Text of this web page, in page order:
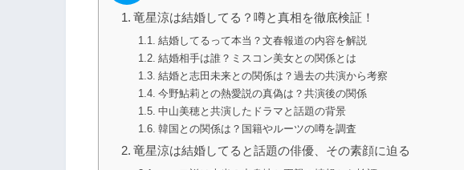
竜星涼は結婚してる？噂と真相を徹底検証！
結婚してるって本当？文春報道の内容を解説
結婚相手は誰？ミスコン美女との関係とは
結婚と志田未来との関係は？過去の共演から考察
今野鮎莉との熱愛説の真偽は？共演後の関係
中山美穂と共演したドラマと話題の背景
韓国との関係は？国籍やルーツの噂を調査
竜星涼は結婚してると話題の俳優、その素顔に迫る